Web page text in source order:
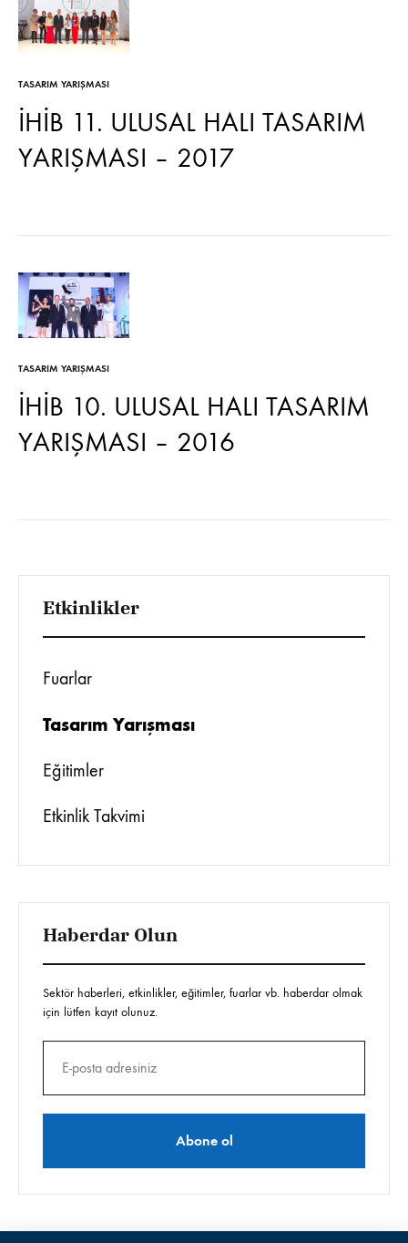
TASARIM YARIŞMASI
İHİB 11. ULUSAL HALI TASARIM
YARIŞMASI – 2017
TASARIM YARIŞMASI
İHİB 10. ULUSAL HALI TASARIM
YARIŞMASI – 2016
Etkinlikler
Fuarlar
Tasarım Yarışması
Eğitimler
Etkinlik Takvimi
Haberdar Olun
Sektör haberleri, etkinlikler, eğitimler, fuarlar vb. haberdar olmak
için lütfen kayıt olunuz.